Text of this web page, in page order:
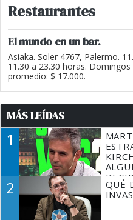
Restaurantes
El mundo en un bar.
Asiaka. Soler 4767, Palermo.
11.30 a 23.30 horas.
promedio: $ 17.000.
MÁS LEÍDAS
1
2
QUÉ